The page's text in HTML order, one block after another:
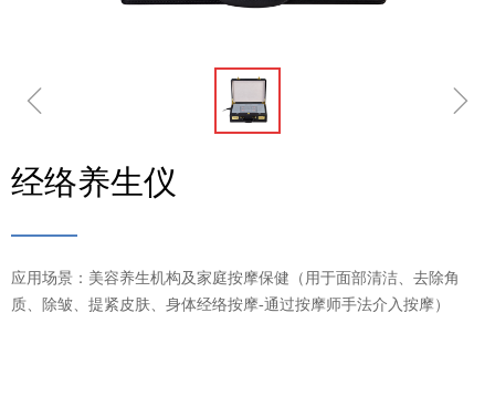
经络养生仪
ꁆ ꁇ
应用场景：美容养生机构及家庭按摩保健（用于面部清洁、去除角
质、除皱、提紧皮肤、身体经络按摩-通过按摩师手法介入按摩）